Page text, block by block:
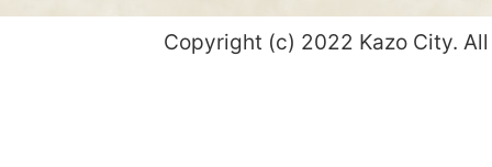
Copyright (c) 2022 Kazo City.